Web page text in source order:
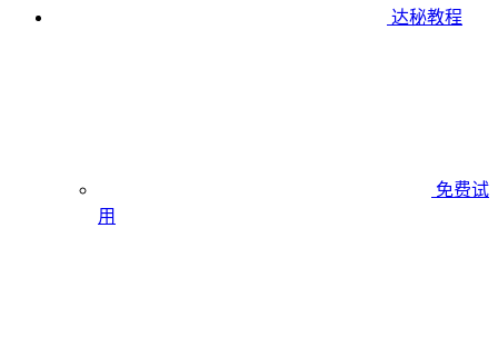
达秘教程
免费试
用